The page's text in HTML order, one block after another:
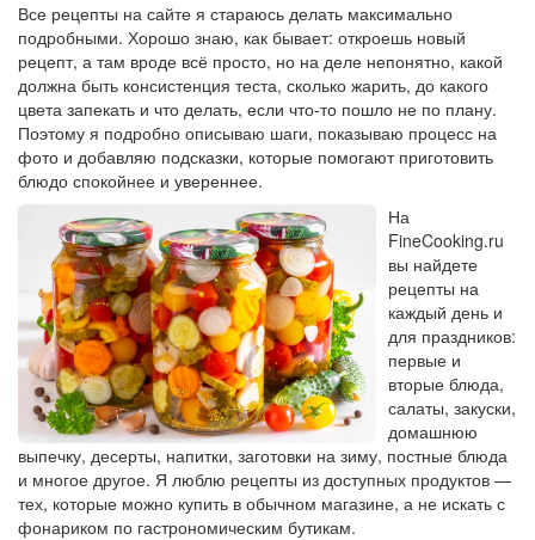
Все рецепты на сайте я стараюсь делать максимально
подробными. Хорошо знаю, как бывает: откроешь новый
рецепт, а там вроде всё просто, но на деле непонятно, какой
должна быть консистенция теста, сколько жарить, до какого
цвета запекать и что делать, если что-то пошло не по плану.
Поэтому я подробно описываю шаги, показываю процесс на
фото и добавляю подсказки, которые помогают приготовить
блюдо спокойнее и увереннее.
На
FineCooking.ru
вы найдете
рецепты на
каждый день и
для праздников:
первые и
вторые блюда,
салаты, закуски,
домашнюю
выпечку, десерты, напитки, заготовки на зиму, постные блюда
и многое другое. Я люблю рецепты из доступных продуктов —
тех, которые можно купить в обычном магазине, а не искать с
фонариком по гастрономическим бутикам.